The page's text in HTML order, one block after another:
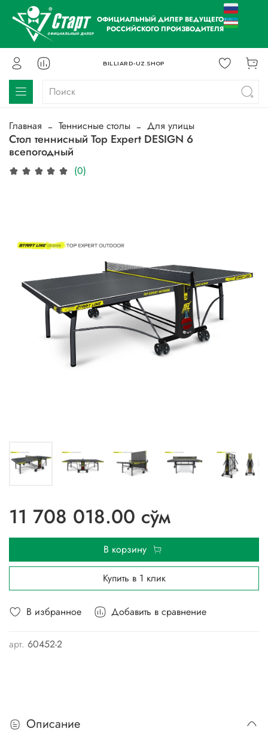
ОФИЦИАЛЬНЫЙ ДИЛЕР ВЕДУЩЕГО
РОССИЙСКОГО ПРОИЗВОДИТЕЛЯ
BILLIARD-UZ.SHOP
Главная Теннисные столы Для улицы
Стол теннисный Top Expert DESIGN 6
всепогодный
(0)
В избранное Добавить в сравнение
арт. 60452-2
11 708 018.00 сўм
В корзину
Купить в 1 клик
Описание